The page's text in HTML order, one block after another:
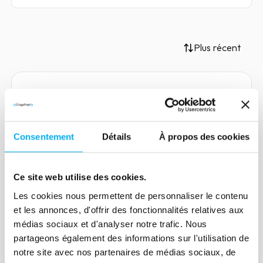
Consentement Détails À propos des cookies
Ce site web utilise des cookies.
Les cookies nous permettent de personnaliser le contenu
et les annonces, d'offrir des fonctionnalités relatives aux
médias sociaux et d'analyser notre trafic. Nous
partageons également des informations sur l'utilisation de
notre site avec nos partenaires de médias sociaux, de
Plus récent
Guichet unique des
entreprises, qu’est-ce qui
10 janvier 2023 Risk management
Mis en place au 1er janvier 2023, le
Guichet unique des entreprises (GUE) est
un service qui a pour mission de simplifier
les formalités administratives liées à la